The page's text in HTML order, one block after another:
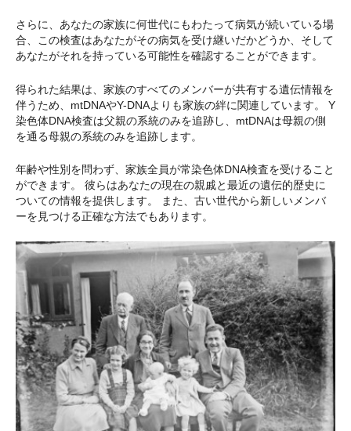
さらに、あなたの家族に何世代にもわたって病気が続いている場
合、この検査はあなたがその病気を受け継いだかどうか、そして
あなたがそれを持っている可能性を確認することができます。
得られた結果は、家族のすべてのメンバーが共有する遺伝情報を
伴うため、mtDNAやY-DNAよりも家族の絆に関連しています。 Y
染色体DNA検査は父親の系統のみを追跡し、mtDNAは母親の側
を通る母親の系統のみを追跡します。
年齢や性別を問わず、家族全員が常染色体DNA検査を受けること
ができます。 彼らはあなたの現在の親戚と最近の遺伝的歴史に
ついての情報を提供します。 また、古い世代から新しいメンバ
ーを見つける正確な方法でもあります。